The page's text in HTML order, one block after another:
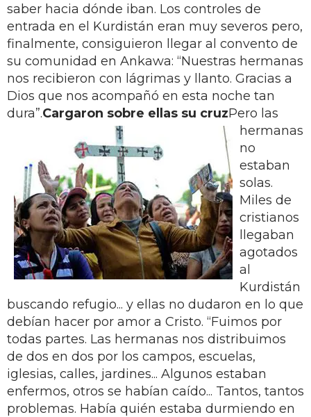
saber hacia dónde iban. Los controles de
entrada en el Kurdistán eran muy severos pero,
finalmente, consiguieron llegar al convento de
su comunidad en Ankawa: “Nuestras hermanas
nos recibieron con lágrimas y llanto. Gracias a
Dios que nos acompañó en esta noche tan
dura”.Cargaron sobre ellas su cruzPero las
hermanas
no
estaban
solas.
Miles de
cristianos
llegaban
agotados
al
Kurdistán
buscando refugio... y ellas no dudaron en lo que
debían hacer por amor a Cristo. “Fuimos por
todas partes. Las hermanas nos distribuimos
de dos en dos por los campos, escuelas,
iglesias, calles, jardines... Algunos estaban
enfermos, otros se habían caído... Tantos, tantos
problemas. Había quién estaba durmiendo en